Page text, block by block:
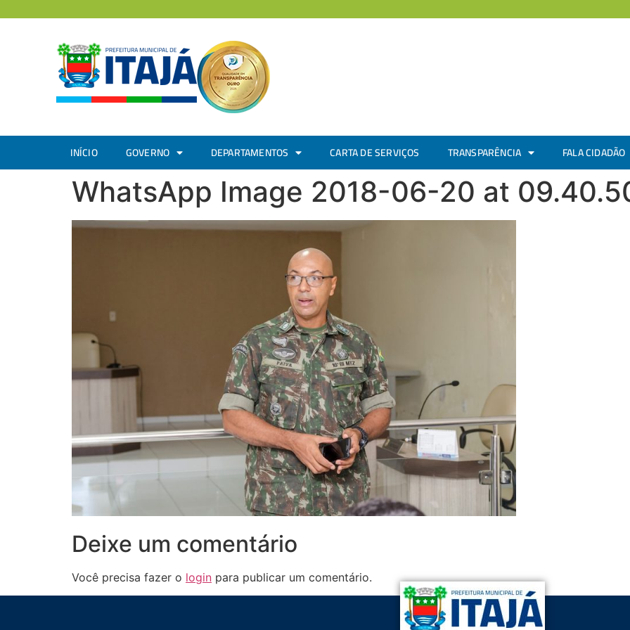
INÍCIO GOVERNO DEPARTAMENTOS CARTA DE SERVIÇOS TRANSPARÊNCIA FALA CIDADÃO
WhatsApp Image 2018-06-20 at
Deixe um comentário
Você precisa fazer o login para publicar um comentário.